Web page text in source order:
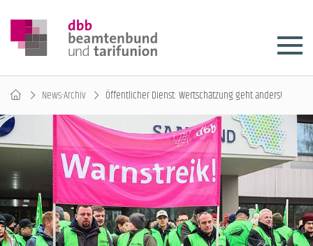
News-Archiv Öffentlicher Dienst: Wertschätzung geht anders!